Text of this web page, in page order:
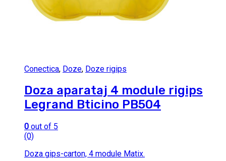
Conectica, Doze, Doze rigips
Doza aparataj 4 module rigips
Legrand Bticino PB504
0 out of 5
(0)
Doza gips-carton, 4 module Matix.